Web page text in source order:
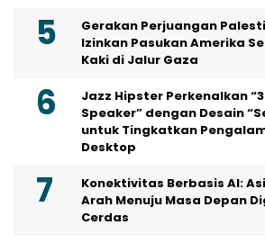
Gerakan Perjuangan
Izinkan Pasukan Amerika
Kaki di Jalur Gaza
Jazz Hipster Perkenalkan
Speaker” dengan Desain
untuk Tingkatkan
Desktop
Konektivitas Berbasis AI:
Arah Menuju Masa Depan
Cerdas